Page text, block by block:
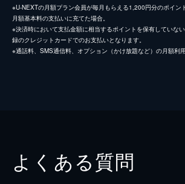
※U-NEXTの月額プラン会員が毎月もらえる1,200円分のポイン
月額基本料の支払いに充てた場合。
※決済時において支払金額に相当するポイントを保有していな
録のクレジットカードでのお支払いとなります。
※通話料、SMS通信料、オプション（かけ放題など）の月額利
よくある質問